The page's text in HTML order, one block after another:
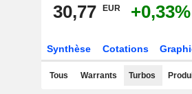
30,77 EUR +0,33%
Synthèse Cotations
Tous Warrants Turbos